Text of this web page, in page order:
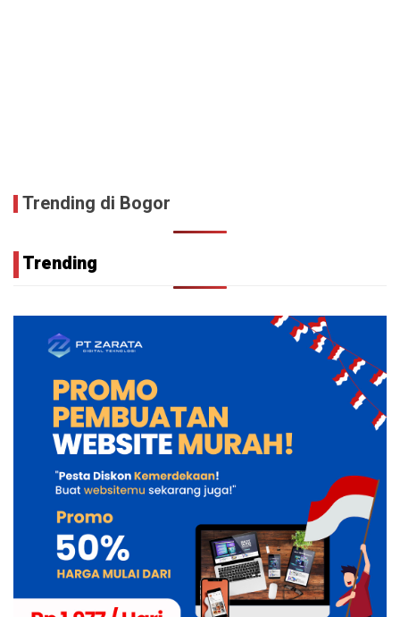
Trending di Bogor
Trending